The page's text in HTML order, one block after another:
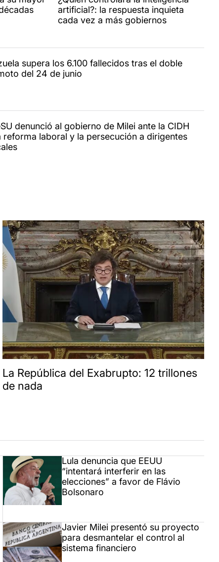
artificial?: la respuesta inquieta
cada vez a más gobiernos
supera los 6.100 fallecidos tras el doble
del 24 de junio
denunció al gobierno de Milei ante la CIDH
reforma laboral y la persecución a dirigentes
La República del Exabrupto: 12 trillones
de nada
Lula denuncia que EEUU
“intentará interferir en las
elecciones” a favor de Flávio
Bolsonaro
Javier Milei presentó su proyecto
para desmantelar el control al
sistema financiero